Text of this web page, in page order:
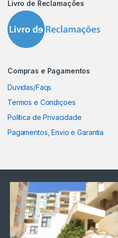
Livro de Reclamações
Compras e Pagamentos
Duvidas/Faqs
Termos e Condiçoes
Política de Privacidade
Pagamentos, Envio e Garantia